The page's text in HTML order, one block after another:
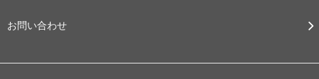
お問い合わせ